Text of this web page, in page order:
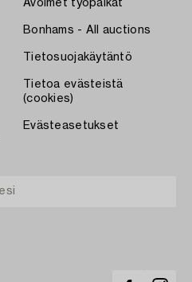
Avoimet työpaikat
Bonhams - All auctions
Tietosuojakäytäntö
Tietoa evästeistä
(cookies)
Evästeasetukset